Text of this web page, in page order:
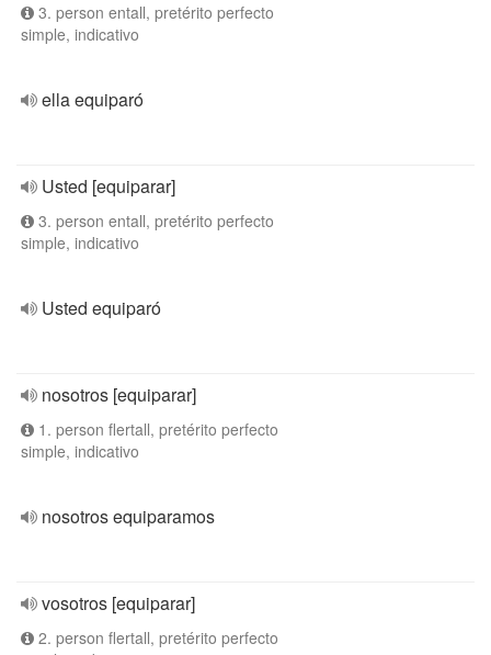
3. person entall, pretérito perfecto
simple, indicativo
ella equiparó
Usted [equiparar]
3. person entall, pretérito perfecto
simple, indicativo
Usted equiparó
nosotros [equiparar]
1. person flertall, pretérito perfecto
simple, indicativo
nosotros equiparamos
vosotros [equiparar]
2. person flertall, pretérito perfecto